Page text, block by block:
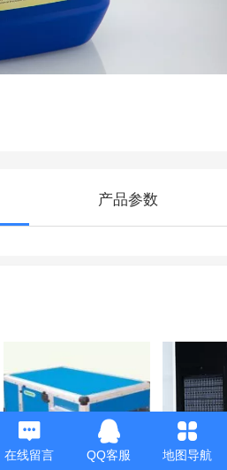
产品参数
中型吊顶全热交换
雅能KJ-
在线留言 QQ客服 地图导航